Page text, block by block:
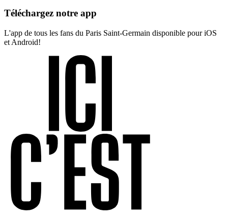
Téléchargez notre app
L'app de tous les fans du Paris Saint-Germain disponible pour iOS
et Android!